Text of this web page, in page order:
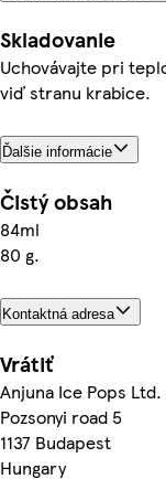
Skladovanie
Uchovávajte pri
viď stranu krabice.
Ďalšie informácie
Čistý obsah
84ml
80 g.
Kontaktná adresa
Vrátiť
Anjuna Ice Pops Ltd.
Pozsonyi road 5
1137 Budapest
Hungary